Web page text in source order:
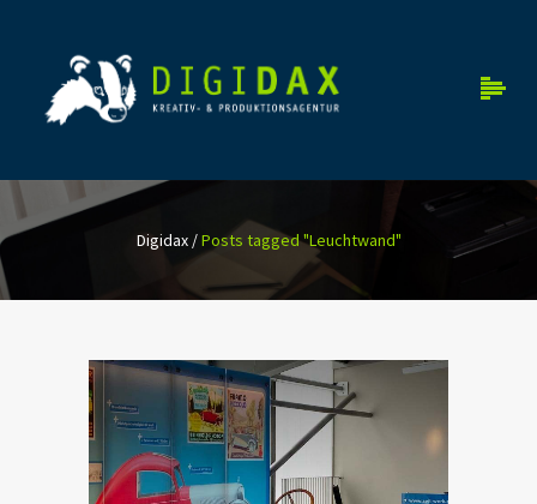
Digidax/Posts tagged "Leuchtwand"